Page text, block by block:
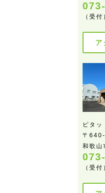
（受
ア
ピタ
〒
和歌
（受